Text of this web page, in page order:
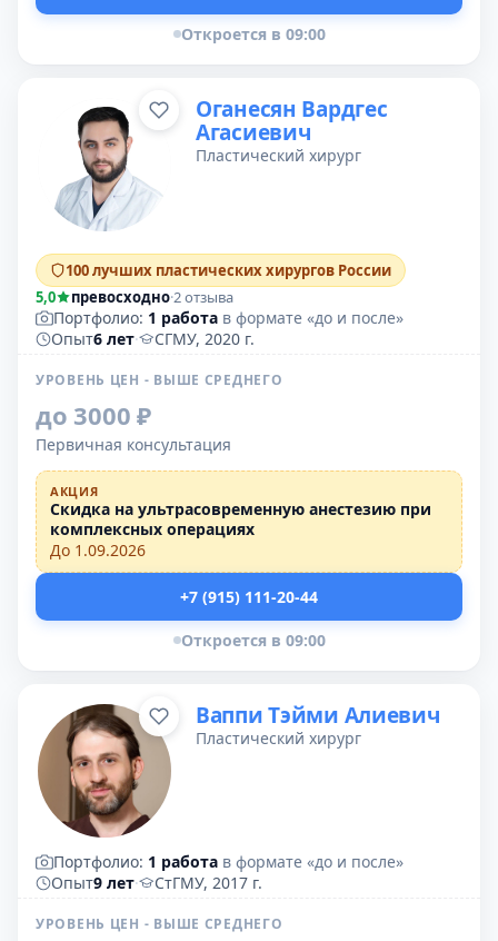
Откроется в 09:00
Оганесян Вардгес
Агасиевич
Пластический хирург
100 лучших пластических хирургов России
5,0
превосходно·2 отзыва
Портфолио: 1 работа в формате «до и после»
Опыт6 лет· СГМУ, 2020 г.
УРОВЕНЬ ЦЕН - ВЫШЕ СРЕДНЕГО
до 3000 ₽
Первичная консультация
АКЦИЯ
Скидка на ультрасовременную анестезию при
комплексных операциях
До 1.09.2026
+7 (915) 111-20-44
Откроется в 09:00
Ваппи Тэйми Алиевич
Пластический хирург
Портфолио: 1 работа в формате «до и после»
Опыт9 лет· СтГМУ, 2017 г.
УРОВЕНЬ ЦЕН - ВЫШЕ СРЕДНЕГО